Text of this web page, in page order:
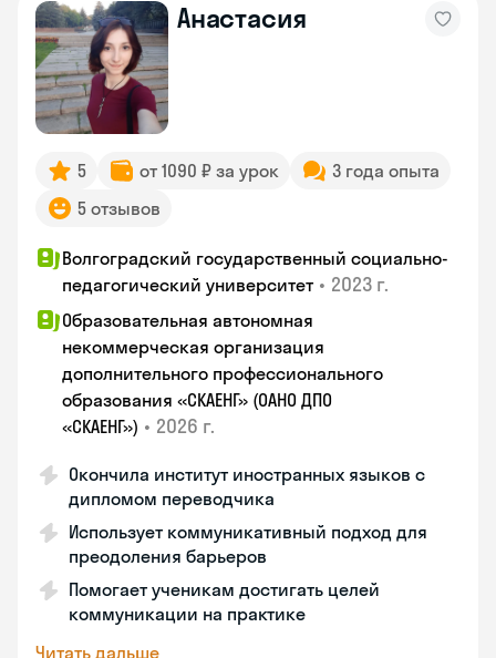
Анастасия
5 от 1090 ₽ за урок
3 года опыта
5 отзывов
Волгоградский государственный социально-
педагогический университет • 2023 г.
Образовательная автономная
некоммерческая организация
дополнительного профессионального
образования «СКАЕНГ» (ОАНО ДПО
«СКАЕНГ») • 2026 г.
Окончила институт иностранных языков с
дипломом переводчика
Использует коммуникативный подход для
преодоления барьеров
Помогает ученикам достигать целей
коммуникации на практике
Читать дальше